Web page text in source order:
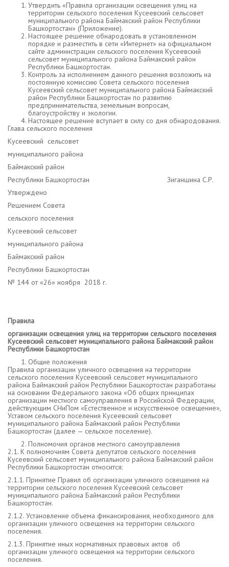
Утвердить «Правила организации освещения улиц на
территории сельского поселения Кусеевский сельсовет
муниципального района Баймакский район Республики
Башкортостан» (Приложение).
Настоящее решение обнародовать в установленном
порядке и разместить в сети «Интернет» на официальном
сайте администрации сельского поселения Кусеевский
сельсовет муниципального района Баймакский район
Республики Башкортостан.
Контроль за исполнением данного решения возложить на
постоянную комиссию Совета сельского поселения
Кусеевский сельсовет муниципального района Баймакский
район Республики Башкортостан по развитию
предпринимательства, земельным вопросам,
благоустройству и экологии.
Настоящее решение вступает в силу со дня обнародования.
Глава сельского поселения
Кусеевский сельсовет
муниципального района
Баймакский район
Республики Башкортостан Зиганшина С.Р.
Утверждено
Решением Совета
сельского поселения
Кусеевский сельсовет
муниципального района
Баймакский район
Республики Башкортостан
№ 144 от «26» ноября 2018 г.
Правила
организации освещения улиц на территории сельского поселения
Кусеевский сельсовет муниципального района Баймакский район
Республики Башкортостан
Общие положения
Правила организации уличного освещения на территории
сельского поселения Кусеевский сельсовет муниципального
района Баймакский район Республики Башкортостан разработаны
на основании Федерального закона «Об общих принципах
организации местного самоуправления в Российской Федерации,
действующим СНиПом «Естественное и искусственное освещение»,
Уставом сельского поселения Кусеевский сельсовет
муниципального района Баймакский район Республики
Башкортостан (далее — сельское поселение).
Полномочия органов местного самоуправления
2.1. К полномочиям Совета депутатов сельского поселения
Кусеевский сельсовет муниципального района Баймакский район
Республики Башкортостан относится:
2.1.1. Принятие Правил об организации уличного освещения на
территории сельского поселения Кусеевский сельсовет
муниципального района Баймакский район Республики
Башкортостан.
2.1.2. Установление объема финансирования, необходимого для
организации уличного освещения на территории сельского
поселения.
2.1.3. Принятие иных нормативных правовых актов об
организации уличного освещения на территории сельского
поселения.